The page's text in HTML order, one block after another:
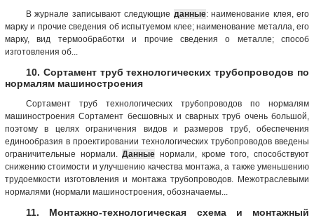
В журнале записывают следующие данные: наименование клея, его
марку и прочие сведения об испытуемом клее; наименование металла, его
марку, вид термообработки и прочие сведения о металле; способ
изготовления об...
10. Сортамент труб технологических трубопроводов по
нормалям машиностроения
Сортамент труб технологических трубопроводов по нормалям
машиностроения Сортамент бесшовных и сварных труб очень большой,
поэтому в целях ограничения видов и размеров труб, обеспечения
единообразия в проектировании технологических трубопроводов введены
ограничительные нормали.Данные нормали, кроме того, способствуют
снижению стоимости и улучшению качества монтажа, а также уменьшению
трудоемкости изготовления и монтажа трубопроводов. Межотраслевыми
нормалями (нормали машиностроения, обозначаемы...
11. Монтажно-технологическая схема и монтажный